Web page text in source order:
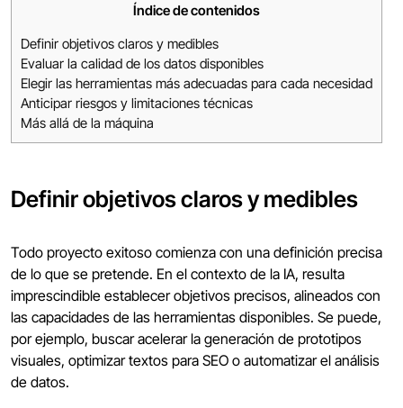
Índice de contenidos
Definir objetivos claros y medibles
Evaluar la calidad de los datos disponibles
Elegir las herramientas más adecuadas para cada necesidad
Anticipar riesgos y limitaciones técnicas
Más allá de la máquina
Definir objetivos claros y medibles
Todo proyecto exitoso comienza con una definición precisa
de lo que se pretende. En el contexto de la IA, resulta
imprescindible establecer objetivos precisos, alineados con
las capacidades de las herramientas disponibles. Se puede,
por ejemplo, buscar acelerar la generación de prototipos
visuales, optimizar textos para SEO o automatizar el análisis
de datos.